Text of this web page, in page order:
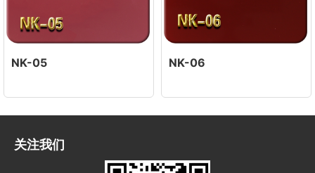
NK-05 NK-06
关注我们